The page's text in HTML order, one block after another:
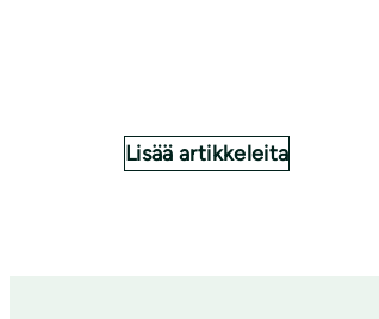
Lisää artikkeleita